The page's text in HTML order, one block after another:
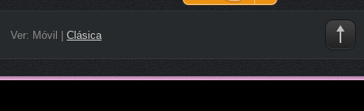
Ver: Móvil Clásica